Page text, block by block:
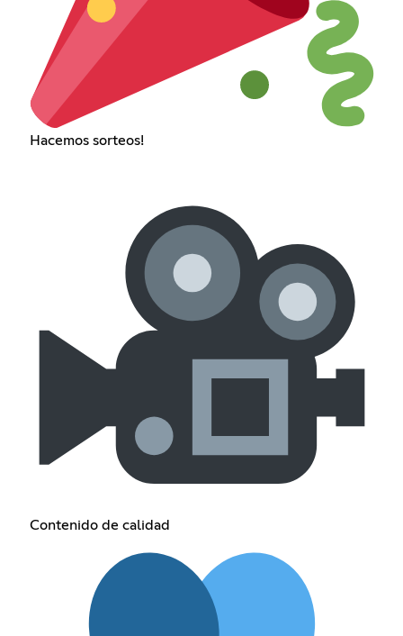
Hacemos sorteos!
Contenido de calidad